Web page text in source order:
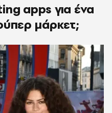
apps για ένα
μάρκετ;